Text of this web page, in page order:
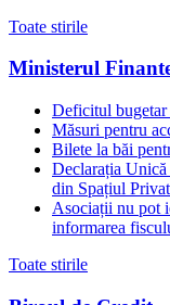
Toate stirile
Ministerul
Deficitul bugetar
Măsuri pentru
Bilete la băi
Declarația Unică
din Spațiul
Asociații nu pot
informarea
Toate stirile